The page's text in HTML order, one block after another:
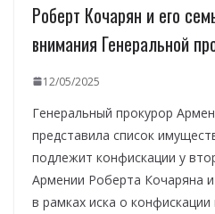
Роберт Кочарян и его
внимания Генеральной
12/05/2025
Генеральный прокурор
представила список
подлежит конфискации у
Армении Роберта Кочаряна
в рамках иска о